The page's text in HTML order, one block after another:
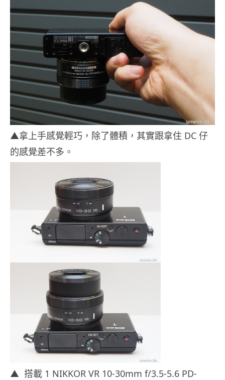
▲拿上手感覺輕巧，除了體積，其實跟拿住 DC 仔
的感覺差不多。
▲ 搭載 1 NIKKOR VR 10-30mm f/3.5-5.6 PD-